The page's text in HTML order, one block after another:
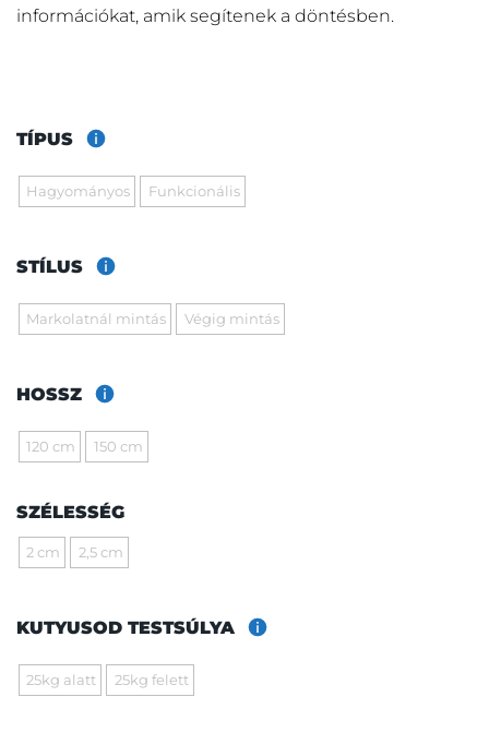
információkat, amik segítenek a döntésben.
TÍPUS
Hagyományos Funkcionális
STÍLUS
Markolatnál mintás Végig mintás
HOSSZ
120 cm 150 cm
SZÉLESSÉG
2 cm 2,5 cm
KUTYUSOD TESTSÚLYA
25kg alatt 25kg felett